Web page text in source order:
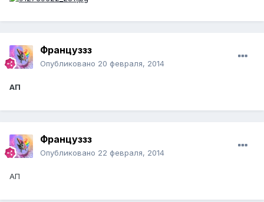
Француззз
Опубликовано 20 февраля, 2014
АП
Француззз
Опубликовано 22 февраля, 2014
АП